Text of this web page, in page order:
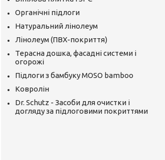
Органічні підлоги
Натуральний лінолеум
Лінолеум (ПВХ-покриття)
Терасна дошка, фасадні системи і
огорожі
Підлоги з бамбуку MOSO bamboo
Ковролін
Dr. Schutz - Засоби для очистки і
догляду за підлоговими покриттями